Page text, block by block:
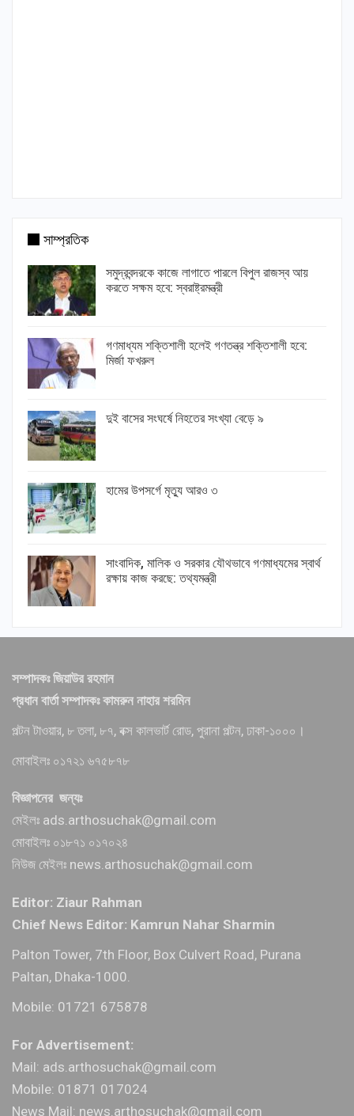
সাম্প্রতিক
সমুদ্রবন্দরকে কাজে লাগাতে পারলে বিপুল রাজস্ব আয়
করতে সক্ষম হবে: স্বরাষ্ট্রমন্ত্রী
গণমাধ্যম শক্তিশালী হলেই গণতন্ত্র শক্তিশালী হবে:
মির্জা ফখরুল
দুই বাসের সংঘর্ষে নিহতের সংখ্যা বেড়ে ৯
হামের উপসর্গে মৃত্যু আরও ৩
সাংবাদিক, মালিক ও সরকার যৌথভাবে গণমাধ্যমের স্বার্থ
রক্ষায় কাজ করছে: তথ্যমন্ত্রী
সম্পাদকঃ জিয়াউর রহমান
প্রধান বার্তা সম্পাদকঃ কামরুন নাহার শরমিন
পল্টন টাওয়ার, ৮ তলা, ৮৭, বক্স কালভার্ট রোড, পুরানা পল্টন, ঢাকা-১০০০।
মোবাইলঃ ০১৭২১ ৬৭৫৮৭৮
বিজ্ঞাপনের জন্যঃ
মেইলঃ ads.arthosuchak@gmail.com
মোবাইলঃ ০১৮৭১ ০১৭০২৪
নিউজ মেইলঃ news.arthosuchak@gmail.com
Editor: Ziaur Rahman
Chief News Editor: Kamrun Nahar Sharmin
Palton Tower, 7th Floor, Box Culvert Road, Purana
Paltan, Dhaka-1000.
Mobile: 01721 675878
For Advertisement:
Mail: ads.arthosuchak@gmail.com
Mobile: 01871 017024
News Mail: news.arthosuchak@gmail.com